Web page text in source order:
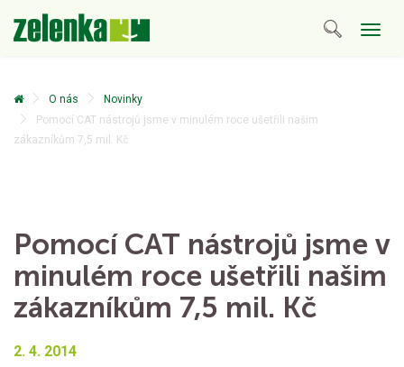
O nás
Novinky
Pomocí CAT nástrojů jsme v minulém roce ušetřili našim
zákazníkům 7,5 mil. Kč
Pomocí CAT nástrojů jsme v
minulém roce ušetřili našim
zákazníkům 7,5 mil. Kč
2. 4. 2014